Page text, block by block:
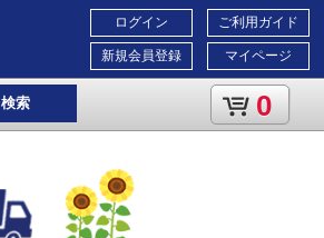
ご利用ガイド
マイページ
ログイン
新規会員登録
検索 0